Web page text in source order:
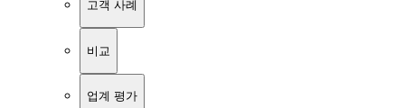
고객 사례
비교
업계 평가